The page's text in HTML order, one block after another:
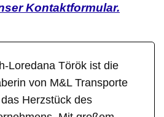
Kontaktformular.
Loredana Török ist die
von M&L Transporte
Herzstück des